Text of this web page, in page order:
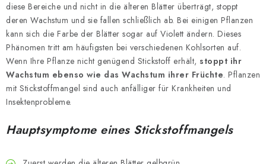
diese Bereiche und nicht in die älteren Blätter überträgt, stoppt
deren Wachstum und sie fallen schließlich ab. Bei einigen Pflanzen
kann sich die Farbe der Blätter sogar auf Violett ändern. Dieses
Phänomen tritt am häufigsten bei verschiedenen Kohlsorten auf.
Wenn Ihre Pflanze nicht genügend Stickstoff erhält, stoppt ihr
Wachstum ebenso wie das Wachstum ihrer Früchte. Pflanzen
mit Stickstoffmangel sind auch anfälliger für Krankheiten und
Insektenprobleme.
Hauptsymptome eines Stickstoffmangels